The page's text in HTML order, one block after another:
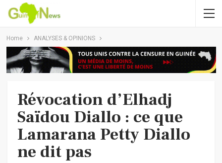
Home ANALYSES & OPINIONS
Révocation d’Elhadj
Saïdou Diallo : ce que
Lamarana Petty Diallo
ne dit pas